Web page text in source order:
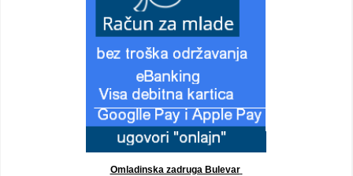
Omladinska zadruga Bulevar